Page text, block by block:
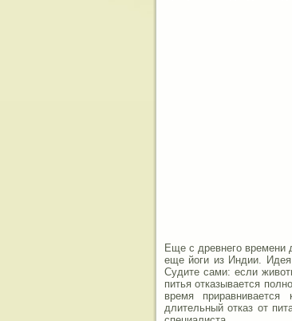
Еще с древнего времени
еще йоги из Индии.
Судите сами: если
питья отказывается
время
длительный отказ от